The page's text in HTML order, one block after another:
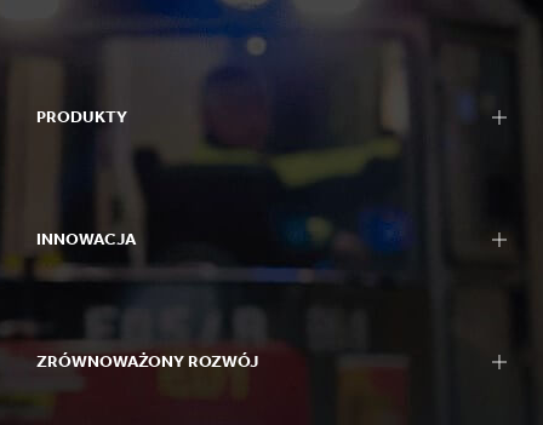
PRODUKTY
INNOWACJA
ZRÓWNOWAŻONY ROZWÓJ